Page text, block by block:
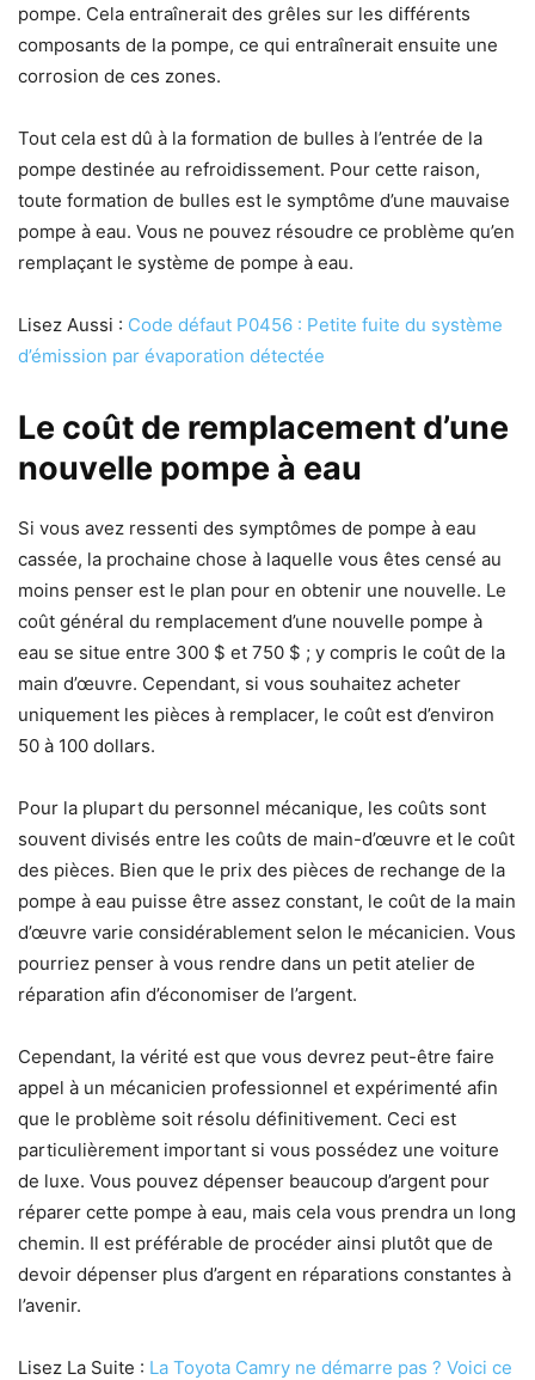
pompe. Cela entraînerait des grêles sur les différents
composants de la pompe, ce qui entraînerait ensuite une
corrosion de ces zones.
Tout cela est dû à la formation de bulles à l’entrée de la
pompe destinée au refroidissement. Pour cette raison,
toute formation de bulles est le symptôme d’une mauvaise
pompe à eau. Vous ne pouvez résoudre ce problème qu’en
remplaçant le système de pompe à eau.
Lisez Aussi : Code défaut P0456 : Petite fuite du système
d’émission par évaporation détectée
Le coût de remplacement d’une
nouvelle pompe à eau
Si vous avez ressenti des symptômes de pompe à eau
cassée, la prochaine chose à laquelle vous êtes censé au
moins penser est le plan pour en obtenir une nouvelle. Le
coût général du remplacement d’une nouvelle pompe à
eau se situe entre 300 $ et 750 $ ; y compris le coût de la
main d’œuvre. Cependant, si vous souhaitez acheter
uniquement les pièces à remplacer, le coût est d’environ
50 à 100 dollars.
Pour la plupart du personnel mécanique, les coûts sont
souvent divisés entre les coûts de main-d’œuvre et le coût
des pièces. Bien que le prix des pièces de rechange de la
pompe à eau puisse être assez constant, le coût de la main
d’œuvre varie considérablement selon le mécanicien. Vous
pourriez penser à vous rendre dans un petit atelier de
réparation afin d’économiser de l’argent.
Cependant, la vérité est que vous devrez peut-être faire
appel à un mécanicien professionnel et expérimenté afin
que le problème soit résolu définitivement. Ceci est
particulièrement important si vous possédez une voiture
de luxe. Vous pouvez dépenser beaucoup d’argent pour
réparer cette pompe à eau, mais cela vous prendra un long
chemin. Il est préférable de procéder ainsi plutôt que de
devoir dépenser plus d’argent en réparations constantes à
l’avenir.
Lisez La Suite : La Toyota Camry ne démarre pas ? Voici ce